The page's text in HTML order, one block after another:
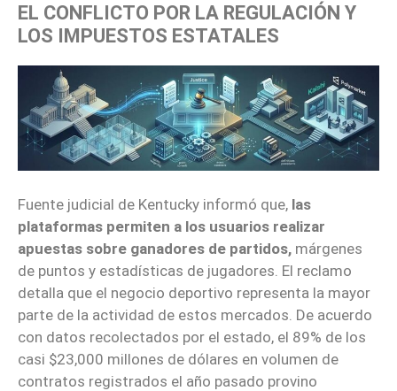
EL CONFLICTO POR LA REGULACIÓN Y
LOS IMPUESTOS ESTATALES
Fuente judicial de Kentucky informó que, las
plataformas permiten a los usuarios realizar
apuestas sobre ganadores de partidos, márgenes
de puntos y estadísticas de jugadores. El reclamo
detalla que el negocio deportivo representa la mayor
parte de la actividad de estos mercados. De acuerdo
con datos recolectados por el estado, el 89% de los
casi $23,000 millones de dólares en volumen de
contratos registrados el año pasado provino